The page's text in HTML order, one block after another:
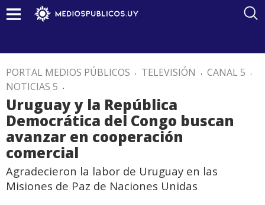
PORTAL MEDIOS PÚBLICOS . TELEVISIÓN . CANAL 5 .
NOTICIAS 5 .
Uruguay y la República
Democrática del Congo buscan
avanzar en cooperación
comercial
Agradecieron la labor de Uruguay en las
Misiones de Paz de Naciones Unidas